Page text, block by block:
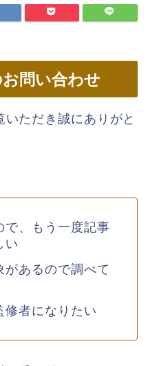
問い合わせ
ただき誠にありがと
で、もう一度記事
い
あるので調べて
修者になりたい